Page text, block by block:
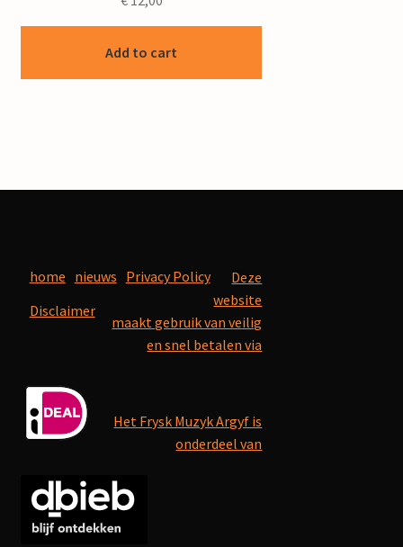
Add to cart
home nieuws Privacy Policy
Disclaimer
Deze
website
maakt gebruik van veilig
en snel betalen via
Het Frysk Muzyk Argyf is
onderdeel van